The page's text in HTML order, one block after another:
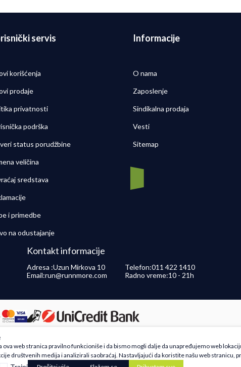
servis
korišćenja
prodaje
privatnosti
podrška
status porudžbine
veličina
sredstava
i primedbe
na odustajanje
Informacije
O nama
Zaposlenje
Sindikalna prodaja
Vesti
Sitemap
Kontakt informacije
Adresa :Uzun Mirkova 10 Telefon:011 422 1410
Email:run@runnmore.com Radno vreme:10 - 21h
u opisu proizvoda, prikazu slika i samih cena, ali ne možemo garantovati da su sve
ponude i ne podrazumeva da su dostupni u svakom trenutku. Raspoloživost robe
Centra na 011 4221410
web stranica pravilno funkcioniše i da bismo mogli dalje da unapređujemo web
društvenih medija i analizirali saobraćaj. Nastavljajući da koristite našu web stranicu,